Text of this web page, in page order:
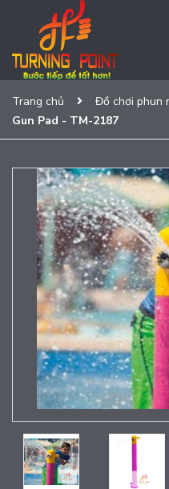
Trang chủ Đồ chơi phun
Gun Pad - TM-2187